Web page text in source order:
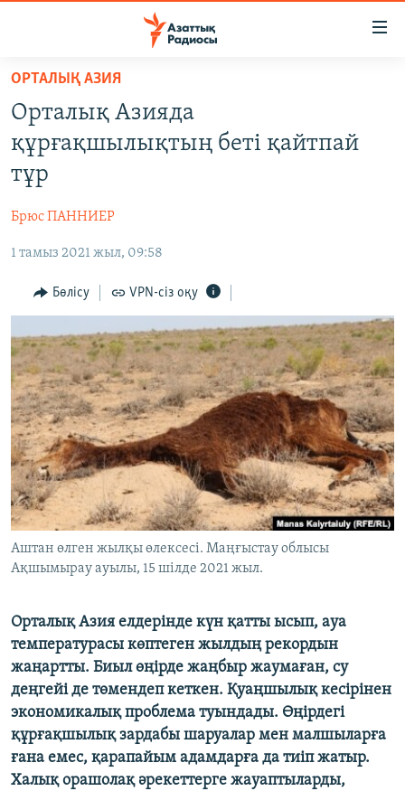
Skip
main
content
Skip
main
Navigation
Skip
Search
САЯСАТ
AZATTYQTV
АДАМ ҚҰҚЫҚТАРЫ
ӘЛЕУМЕТ
ӘЛЕМ
Русский
ЖАЗЫЛЫҢЫЗ
Басқа тілдерде
ОРТАЛЫҚ АЗИЯ
Орталық Азияда
құрғақшылықтың беті қайтпай
тұр
Брюс ПАННИЕР
1 тамыз 2021 жыл, 09:58
Бөлісу VPN-сіз оқу
Аштан өлген жылқы өлексесі. Маңғыстау облысы
Ақшымырау ауылы, 15 шілде 2021 жыл.
Орталық Азия елдерінде күн қатты ысып, ауа
температурасы көптеген жылдың рекордын
жаңартты. Биыл өңірде жаңбыр жаумаған, су
деңгейі де төмендеп кеткен. Қуаңшылық кесірінен
экономикалық проблема туындады. Өңірдегі
құрғақшылық зардабы шаруалар мен малшыларға
ғана емес, қарапайым адамдарға да тиіп жатыр.
Халық орашолақ әрекеттерге жауаптыларды,